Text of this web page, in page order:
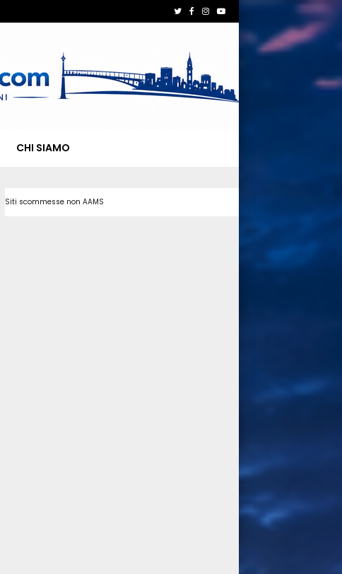
CHI SIAMO
Siti scommesse non AAMS